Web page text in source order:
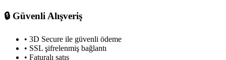
🔒 Güvenli Alışveriş
• 3D Secure ile güvenli ödeme
• SSL şifrelenmiş bağlantı
• Faturalı satış